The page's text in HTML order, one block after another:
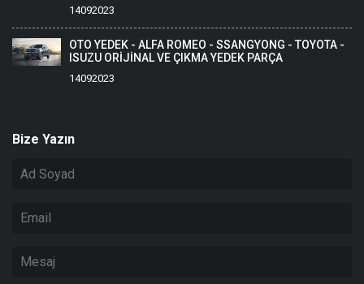
14092023
OTO YEDEK - ALFA ROMEO - SSANGYONG - TOYOTA -
ISUZU ORİJİNAL VE ÇIKMA YEDEK PARÇA
14092023
Bize Yazın